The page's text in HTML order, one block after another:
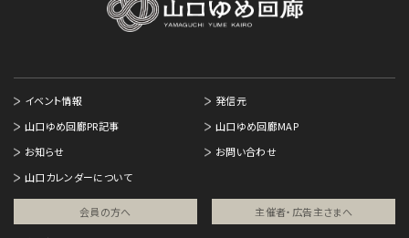
イベント情報
発信元
山口ゆめ回廊PR記事
山口ゆめ回廊MAP
お知らせ
お問い合わせ
山口カレンダーについて
会員の方へ 主催者・広告主さまへ​